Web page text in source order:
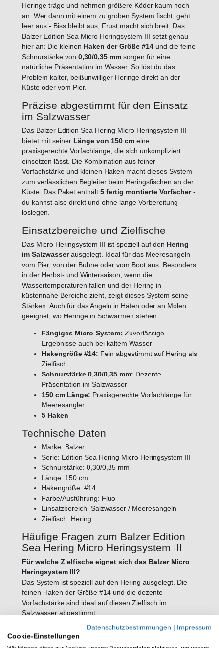
Heringe träge und nehmen größere Köder kaum noch
an. Wer dann mit einem zu groben System fischt, geht
leer aus - Biss bleibt aus, Frust macht sich breit. Das
Balzer Edition Sea Micro Heringsystem III setzt genau
hier an: Die kleinen Haken der Größe #14 und die feine
Schnurstärke von 0,30/0,35 mm sorgen für eine
natürliche Präsentation im Wasser. So löst du das
Problem kalter, beißunwilliger Heringe direkt an der
Küste oder vom Pier.
Präzise abgestimmt für den Einsatz
im Salzwasser
Das Balzer Edition Sea Hering Micro Heringsystem III
bietet mit seiner Länge von 150 cm eine
praxisgerechte Vorfachlänge, die sich unkompliziert
einsetzen lässt. Die Kombination aus feiner
Vorfachstärke und kleinen Haken macht dieses System
zum verlässlichen Begleiter beim Heringsfischen an der
Küste. Das Paket enthält 5 fertig montierte Vorfächer-
du kannst also direkt und ohne lange Vorbereitung
loslegen.
Einsatzbereiche und Zielfische
Das Micro Heringsystem III ist speziell auf den Hering
im Salzwasserausgelegt. Ideal für das Meeresangeln
vom Pier, von der Buhne oder vom Boot aus. Besonders
in der Herbst- und Wintersaison, wenn die
Wassertemperaturen fallen und der Hering in
küstennahe Bereiche zieht, zeigt dieses System seine
Stärken. Auch für das Angeln in Häfen oder an Molen
geeignet, wo Heringe in Schwärmen stehen.
Fängiges Micro-System: Zuverlässige
Ergebnisse auch bei kaltem Wasser
Hakengröße #14: Fein abgestimmt auf Hering als
Zielfisch
Schnurstärke 0,30/0,35 mm: Dezente
Präsentation im Salzwasser
150 cm Länge: Praxisgerechte Vorfachlänge für
Meeresangler
5 Haken
Technische Daten
Marke: Balzer
Serie: Edition Sea Hering Micro Heringsystem III
Schnurstärke: 0,30/0,35 mm
Länge: 150 cm
Hakengröße: #14
Farbe/Ausführung: Fluo
Einsatzbereich: Salzwasser / Meeresangeln
Zielfisch: Hering
Häufige Fragen zum Balzer Edition
Sea Hering Micro Heringsystem III
Für welche Zielfische eignet sich das Balzer Micro
Heringsystem III?
Das System ist speziell auf den Hering ausgelegt. Die
feinen Haken der Größe #14 und die dezente
Vorfachstärke sind ideal auf diesen Zielfisch im
Salzwasser abgestimmt.
Wann ist der Einsatz des Micro-Systems besonders
sinnvoll?
Datenschutzbestimmungen | Impressum
Cookie-Einstellungen